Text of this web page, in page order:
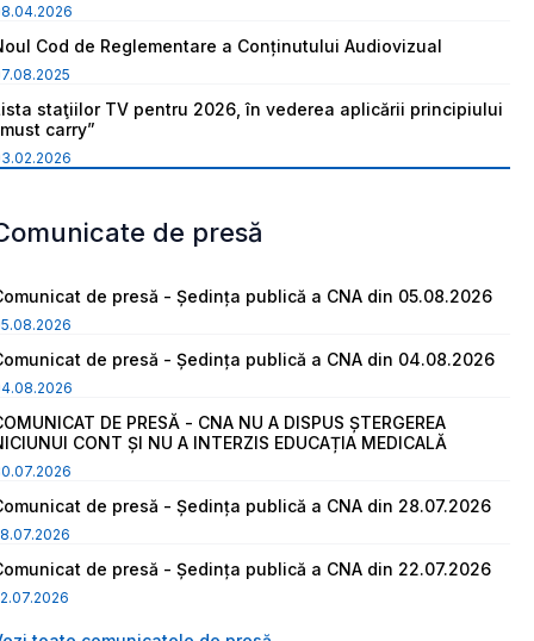
Cod de Reglementare a Conținutului Audiovizual
staţiilor TV pentru 2026, în vederea aplicării principiului
carry”
de presă
de presă - Ședința publică a CNA din 05.08.2026
de presă - Ședința publică a CNA din 04.08.2026
DE PRESĂ - CNA NU A DISPUS ȘTERGEREA
CONT ȘI NU A INTERZIS EDUCAȚIA MEDICALĂ
de presă - Ședința publică a CNA din 28.07.2026
de presă - Ședința publică a CNA din 22.07.2026